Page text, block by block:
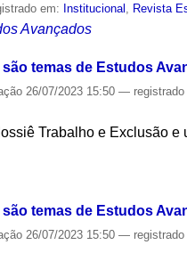
em: Institucional Revista
Avançados
temas de Estudos
26/07/2023 15:50— registrado
Trabalho e Exclusão
temas de Estudos
26/07/2023 15:50— registrado